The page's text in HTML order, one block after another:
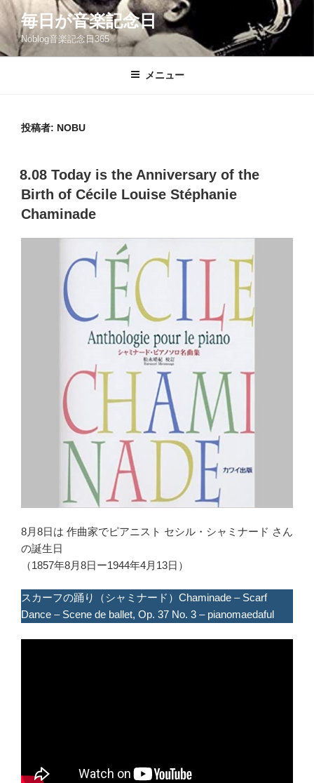
コ
テ
ン
毎日が音楽記念日
Noblog音楽記念日365
メニュー
投稿者: NOBU
投
稿
日:
8.08 Today is the Anniversary of the
Birth of Cécile Louise Stéphanie
Chaminade
8月8日は 作曲家でピアニスト セシル・シャミナード さん
の誕生日
（1857年8月8日ー1944年4月13日）
スカーフの踊り（シャミナード）Chaminade – Scarf
Dance – Scene de ballet, Op. 37 No. 3 – pianomaedaful